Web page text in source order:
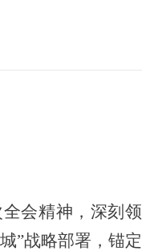
全会精神，深刻领
”战略部署，锚定